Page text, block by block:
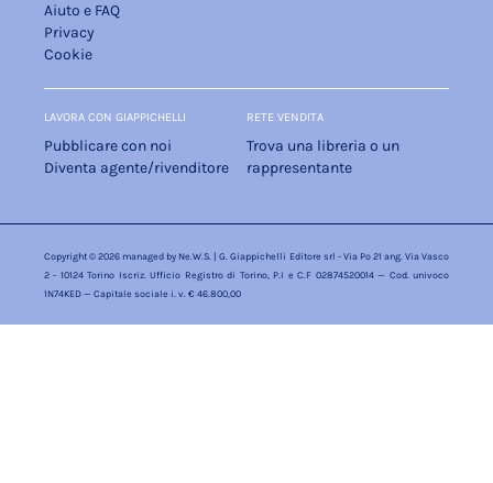
Aiuto e FAQ
Privacy
Cookie
LAVORA CON GIAPPICHELLI
Pubblicare con noi
Diventa agente/rivenditore
RETE VENDITA
Trova una libreria o un
rappresentante
Copyright © 2026 managed by Ne.W.S. | G. Giappichelli Editore srl - Via Po 21 ang. Via Vasco
2 - 10124 Torino Iscriz. Ufficio Registro di Torino, P.I e C.F 02874520014 — Cod. univoco
1N74KED — Capitale sociale i. v. € 46.800,00